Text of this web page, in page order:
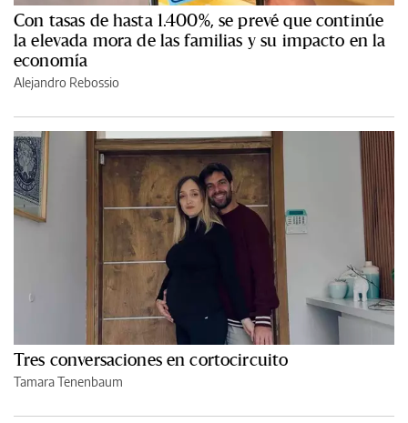
Con tasas de hasta 1.400%, se prevé que continúe
la elevada mora de las familias y su impacto en la
economía
Alejandro Rebossio
Tres conversaciones en cortocircuito
Tamara Tenenbaum